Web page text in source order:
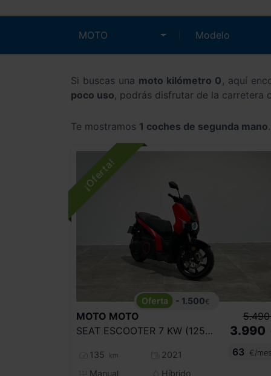
Si buscas una moto kilómetro 0 , aquí
poco uso, podrás disfrutar de la carretera
Te mostramos 1 coches de segunda mano.
- 1.500€
MOTO MOTO
SEAT ESCOOTER 7 KW (125CC CV)
135 km
2021
Manual
Híbrido
5.490
3.990
63
€/mes